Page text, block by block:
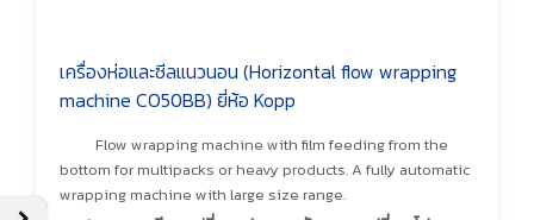
เครื่องห่อและซีลแนวนอน (Horizontal flow wrapping
machine CO50BB) ยี่ห้อ Kopp
Flow wrapping machine with film feeding from the
bottom for multipacks or heavy products. A fully automatic
wrapping machine with large size range.